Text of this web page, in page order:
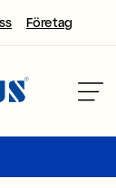
Företag